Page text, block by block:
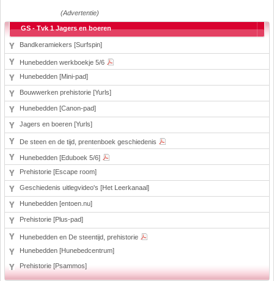
(Advertentie)
GS - Tvk 1 Jagers en boeren
Bandkeramiekers [Surfspin]
Hunebedden werkboekje 5/6
Hunebedden [Mini-pad]
Bouwwerken prehistorie [Yurls]
Hunebedden [Canon-pad]
Jagers en boeren [Yurls]
De steen en de tijd, prentenboek geschiedenis
Hunebedden [Eduboek 5/6]
Prehistorie [Escape room]
Geschiedenis uitlegvideo's [Het Leerkanaal]
Hunebedden [entoen.nu]
Prehistorie [Plus-pad]
Hunebedden en De steentijd, prehistorie
Hunebedden [Hunebedcentrum]
Prehistorie [Psammos]